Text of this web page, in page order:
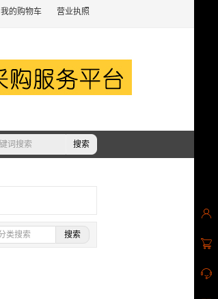
我的购物车 营业执照
搜索
搜索